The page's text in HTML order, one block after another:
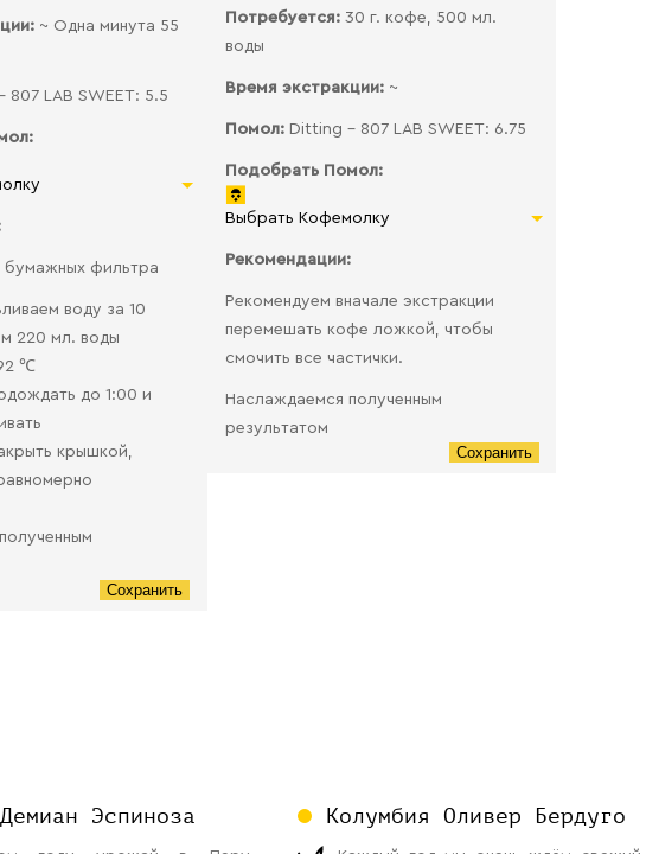
~ Одна минута 55
807 LAB SWEET: 5.5
бумажных фильтра
воду за 10
220 мл. воды
℃
до 1:00 и
крышкой,
Сохранить
Потребуется: 30 г. кофе, 500 мл.
воды
Время экстракции: ~
Помол: Ditting - 807 LAB SWEET: 6.75
Подобрать Помол:
Выбрать Кофемолку
Рекомендации:
Рекомендуем вначале экстракции
перемешать кофе ложкой, чтобы
смочить все частички.
Наслаждаемся полученным
результатом
Сохранить
Эспиноза Колумбия Оливер Бердуго